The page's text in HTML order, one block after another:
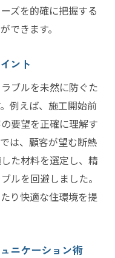
ズを的確に把握する
できます。
ント
ブルを未然に防ぐた
例えば、施工開始前
要望を正確に理解す
は、顧客が望む断熱
た材料を選定し、精
ルを回避しました。
り快適な住環境を提
ニケーション術